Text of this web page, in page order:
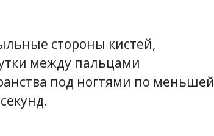
стороны кистей,
между пальцами
под ногтями по меньшей